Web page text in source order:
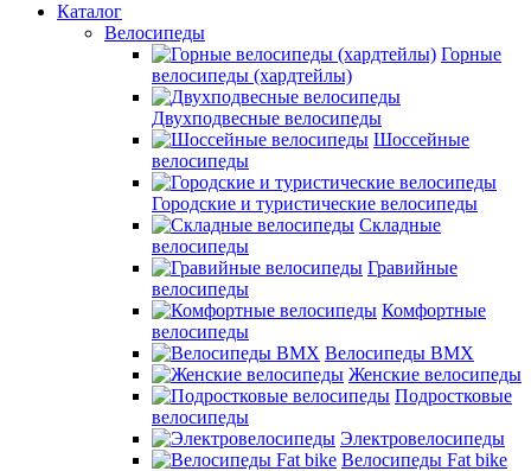
Каталог
Велосипеды
Горные
велосипеды (хардтейлы)
Двухподвесные велосипеды
Шоссейные
велосипеды
Городские и туристические велосипеды
Складные
велосипеды
Гравийные
велосипеды
Комфортные
велосипеды
Велосипеды BMX
Женские велосипеды
Подростковые
велосипеды
Электровелосипеды
Велосипеды Fat bike